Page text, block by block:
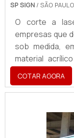
SP SIGN / SÃO
O corte a
empresas que
sob medida,
material
acessórios
brinquedos,
corte a laser
atendem
procedimento
COTAR AGORA